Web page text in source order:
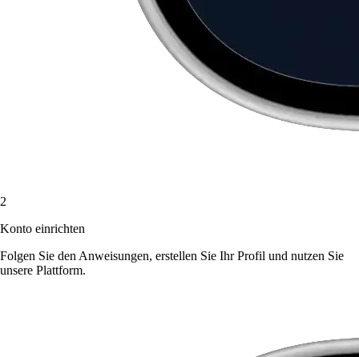
2
Konto einrichten
Folgen Sie den Anweisungen, erstellen Sie Ihr Profil und nutzen Sie
unsere Plattform.